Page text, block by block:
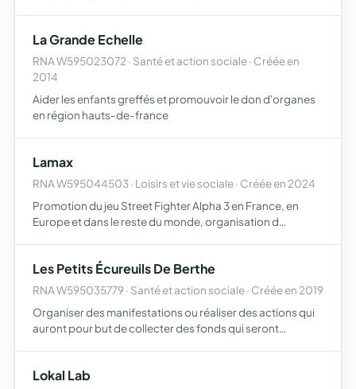
La Grande Echelle
RNA W595023072 · Santé et action sociale · Créée en
2014
Aider les enfants greffés et promouvoir le don d'organes
en région hauts-de-france
Lamax
RNA W595044503 · Loisirs et vie sociale · Créée en 2024
Promotion du jeu Street Fighter Alpha 3 en France, en
Europe et dans le reste du monde, organisation d
portan…
Les Petits Écureuils De Berthe
RNA W595035779 · Santé et action sociale · Créée en 2019
Organiser des manifestations ou réaliser des actions qui
auront pour but de collecter des fonds qui seront
Lokal Lab